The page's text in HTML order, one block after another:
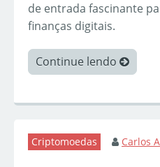
de entrada fascinante
finanças digitais.
Continue lendo
Criptomoedas Carlos